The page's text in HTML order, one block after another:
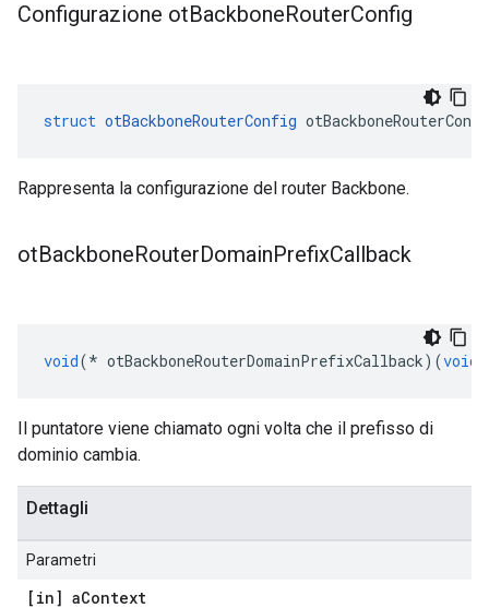
Configurazione otBackboneRouterConfig
struct otBackboneRouterConfig
Rappresenta la configurazione del router Backbone.
otBackboneRouterDomainPrefixCallback
void(* otBackboneRouterDomainPrefixCallback)(void
Il puntatore viene chiamato ogni volta che il prefisso di
dominio cambia.
Dettagli
Parametri
[in] aContext